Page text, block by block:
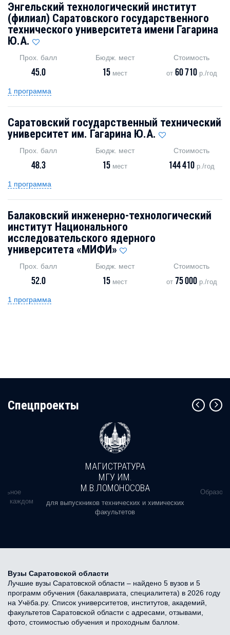
Энгельский технологический институт
(филиал) Саратовского государственного
технического университета имени Гагарина
Ю.А.
Прох. балл
45.0
Бюдж. мест
15 мест
Стоимость
от 60 710р./год
1 программа
Саратовский государственный технический
университет им. Гагарина Ю.А.
Прох. балл
48.3
Бюдж. мест
15 мест
Стоимость
144 410 р./год
1 программа
Балаковский инженерно-технологический
институт Национального
исследовательского ядерного
университета «МИФИ»
Прох. балл
52.0
Бюдж. мест
15 мест
Стоимость
от 75 000р./год
1 программа
Cпецпроекты
в каждом
МАГИСТРАТУРА
МГУ ИМ.
М.В.ЛОМОНОСОВА
для выпускников технических и химических
факультетов
Вузы Саратовской области
Лучшие вузы Саратовской области – найдено 5 вузов и 5
программ обучения (бакалавриата, специалитета) в 2026 году
на Учёба.ру. Список университетов, институтов, академий,
факультетов Саратовской области с адресами, отзывами,
фото, стоимостью обучения и проходным баллом.